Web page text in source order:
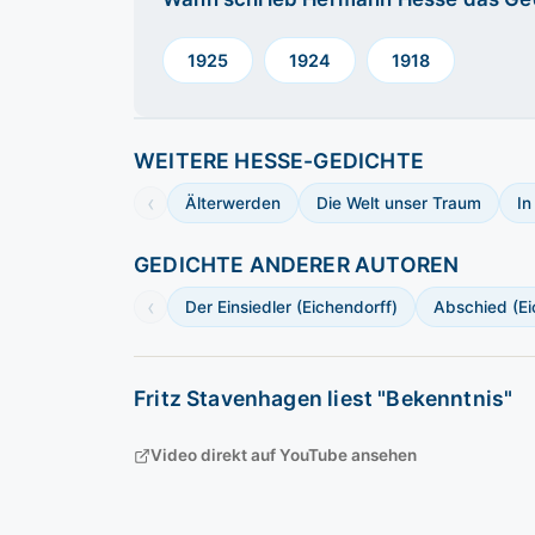
1925 1924 1918
WEITERE HESSE-GEDICHTE
‹ Älterwerden Die Welt unser Traum
GEDICHTE ANDERER AUTOREN
‹ Der Einsiedler (Eichendorff) Abschied
Fritz Stavenhagen liest "Bekenntnis"
Video direkt auf YouTube ansehen